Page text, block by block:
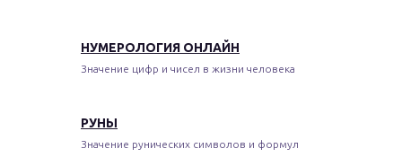
НУМЕРОЛОГИЯ ОНЛАЙН
Значение цифр и чисел в жизни человека
РУНЫ
Значение рунических символов и формул